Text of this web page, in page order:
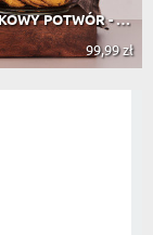
CIASTECZKOWY POTWÓR - SŁOIK NA CIASTKA
99,99 zł